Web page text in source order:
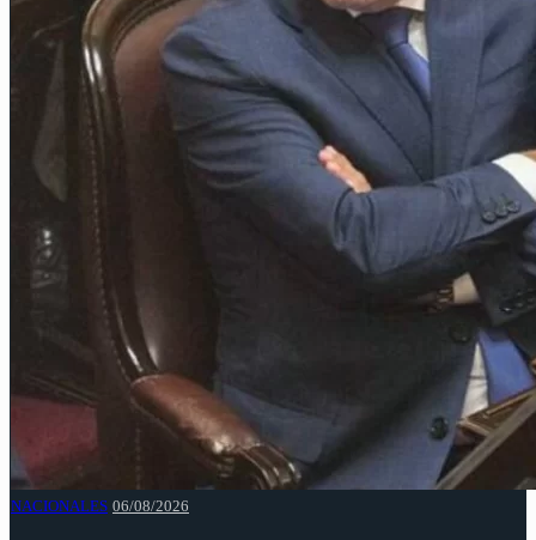
NACIONALES 06/08/2026